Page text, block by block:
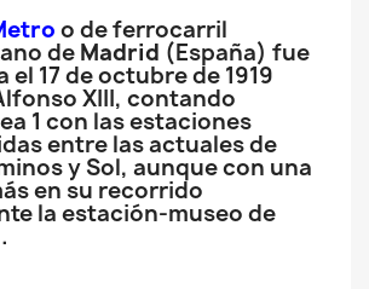
o de ferrocarril
de Madrid (España) fue
el 17 de octubre de 1919
XIII, contando
1 con las estaciones
entre las actuales de
y Sol, aunque con una
en su recorrido
la estación-museo de